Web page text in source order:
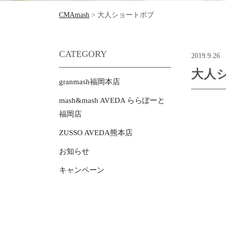
CMAmash > 大人ショートボブ
CATEGORY
granmash福岡本店
mash&mash AVEDA ららぽーと
福岡店
ZUSSO AVEDA熊本店
お知らせ
キャンペーン
2019.9.26
大人